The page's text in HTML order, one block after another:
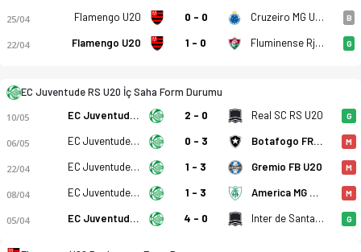
EC Juventude RS U20 - CR Flamengo RJ U20 2-3 bitti. Gol
25/04 Flamengo U20 0 - 0 Cruzeiro MG U20 B
22/04 Flamengo U20 1 - 0 Fluminense Rj U20 G
EC Juventude RS U20 İç Saha Form Durumu
10/05 EC Juventude RS U20 2 - 0 Real SC RS U20 G
06/05 EC Juventude RS U20 0 - 3 Botafogo FR RJ U20 M
22/04 EC Juventude RS U20 1 - 3 Gremio FB U20 M
08/04 EC Juventude RS U20 1 - 3 America MG U20 M
05/04 EC Juventude RS U20 4 - 0 Inter de Santa Maria RS U20 G